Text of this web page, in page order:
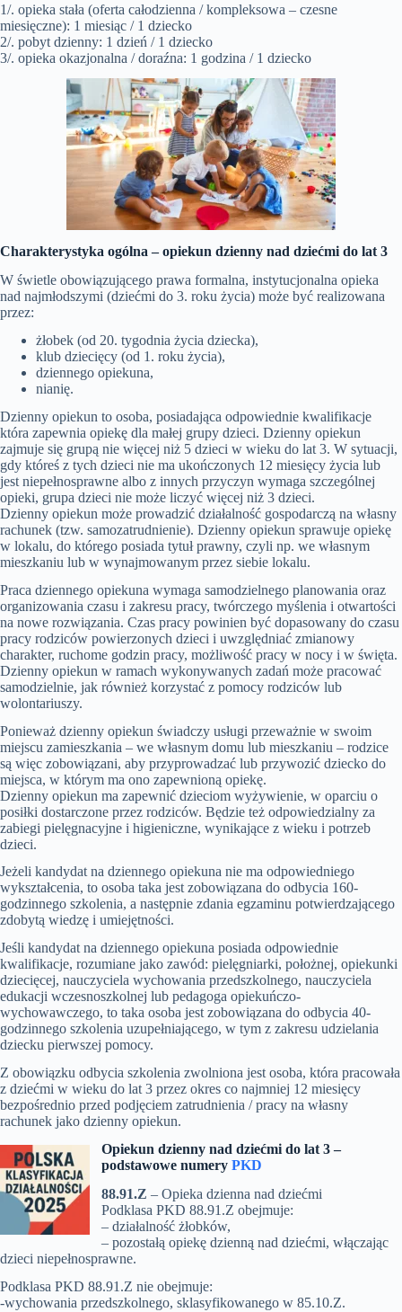
1/. opieka stała (oferta całodzienna / kompleksowa – czesne
miesięczne): 1 miesiąc / 1 dziecko
2/. pobyt dzienny: 1 dzień / 1 dziecko
3/. opieka okazjonalna / doraźna: 1 godzina / 1 dziecko
Charakterystyka ogólna –opiekun dzienny nad dziećmi do lat 3
W świetle obowiązującego prawa formalna, instytucjonalna opieka
nad najmłodszymi (dziećmi do 3. roku życia) może być realizowana
przez:
żłobek (od 20. tygodnia życia dziecka),
klub dziecięcy (od 1. roku życia),
dziennego opiekuna,
nianię.
Dzienny opiekun to osoba, posiadająca odpowiednie kwalifikacje
która zapewnia opiekę dla małej grupy dzieci. Dzienny opiekun
zajmuje się grupą nie więcej niż 5 dzieci w wieku do lat 3. W sytuacji,
gdy któreś z tych dzieci nie ma ukończonych 12 miesięcy życia lub
jest niepełnosprawne albo z innych przyczyn wymaga szczególnej
opieki, grupa dzieci nie może liczyć więcej niż 3 dzieci.
Dzienny opiekun może prowadzić działalność gospodarczą na własny
rachunek (tzw. samozatrudnienie). Dzienny opiekun sprawuje opiekę
w lokalu, do którego posiada tytuł prawny, czyli np. we własnym
mieszkaniu lub w wynajmowanym przez siebie lokalu.
Praca dziennego opiekuna wymaga samodzielnego planowania oraz
organizowania czasu i zakresu pracy, twórczego myślenia i otwartości
na nowe rozwiązania. Czas pracy powinien być dopasowany do czasu
pracy rodziców powierzonych dzieci i uwzględniać zmianowy
charakter, ruchome godzin pracy, możliwość pracy w nocy i w święta.
Dzienny opiekun w ramach wykonywanych zadań może pracować
samodzielnie, jak również korzystać z pomocy rodziców lub
wolontariuszy.
Ponieważ dzienny opiekun świadczy usługi przeważnie w swoim
miejscu zamieszkania – we własnym domu lub mieszkaniu – rodzice
są więc zobowiązani, aby przyprowadzać lub przywozić dziecko do
miejsca, w którym ma ono zapewnioną opiekę.
Dzienny opiekun ma zapewnić dzieciom wyżywienie, w oparciu o
posiłki dostarczone przez rodziców. Będzie też odpowiedzialny za
zabiegi pielęgnacyjne i higieniczne, wynikające z wieku i potrzeb
dzieci.
Jeżeli kandydat na dziennego opiekuna nie ma odpowiedniego
wykształcenia, to osoba taka jest zobowiązana do odbycia 160-
godzinnego szkolenia, a następnie zdania egzaminu potwierdzającego
zdobytą wiedzę i umiejętności.
Jeśli kandydat na dziennego opiekuna posiada odpowiednie
kwalifikacje, rozumiane jako zawód: pielęgniarki, położnej, opiekunki
dziecięcej, nauczyciela wychowania przedszkolnego, nauczyciela
edukacji wczesnoszkolnej lub pedagoga opiekuńczo-
wychowawczego, to taka osoba jest zobowiązana do odbycia 40-
godzinnego szkolenia uzupełniającego, w tym z zakresu udzielania
dziecku pierwszej pomocy.
Z obowiązku odbycia szkolenia zwolniona jest osoba, która pracowała
z dziećmi w wieku do lat 3 przez okres co najmniej 12 miesięcy
bezpośrednio przed podjęciem zatrudnienia / pracy na własny
rachunek jako dzienny opiekun.
Opiekun dzienny nad dziećmi do lat 3 –
podstawowe numery PKD
88.91.Z – Opieka dzienna nad dziećmi
Podklasa PKD 88.91.Z obejmuje:
– działalność żłobków,
– pozostałą opiekę dzienną nad dziećmi, włączając
dzieci niepełnosprawne.
Podklasa PKD 88.91.Z nie obejmuje:
-wychowania przedszkolnego, sklasyfikowanego w 85.10.Z.